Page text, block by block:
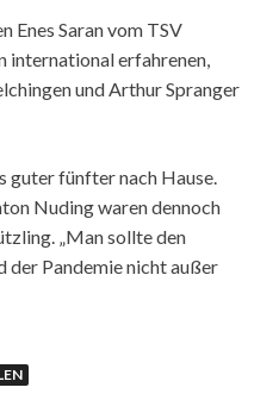
Enes Saran vom TSV
international erfahrenen,
und Arthur Spranger
guter fünfter nach Hause.
Nuding waren dennoch
„Man sollte den
der Pandemie nicht außer